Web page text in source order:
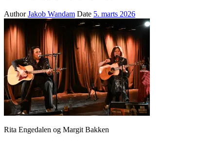
AuthorJakob Wandam Date 5. marts 2026
Rita Engedalen og Margit Bakken